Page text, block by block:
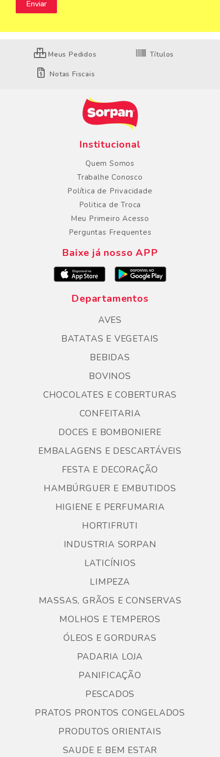
Meus Pedidos Títulos
Notas Fiscais
Institucional
Quem Somos
Trabalhe Conosco
Política de Privacidade
Politica de Troca
Meu Primeiro Acesso
Perguntas Frequentes
Baixe já nosso APP
Departamentos
AVES
BATATAS E VEGETAIS
BEBIDAS
BOVINOS
CHOCOLATES E COBERTURAS
CONFEITARIA
DOCES E BOMBONIERE
EMBALAGENS E DESCARTÁVEIS
FESTA E DECORAÇÃO
HAMBÚRGUER E EMBUTIDOS
HIGIENE E PERFUMARIA
HORTIFRUTI
INDUSTRIA SORPAN
LATICÍNIOS
LIMPEZA
MASSAS, GRÃOS E CONSERVAS
MOLHOS E TEMPEROS
ÓLEOS E GORDURAS
PADARIA LOJA
PANIFICAÇÃO
PESCADOS
PRATOS PRONTOS CONGELADOS
PRODUTOS ORIENTAIS
SAUDE E BEM ESTAR